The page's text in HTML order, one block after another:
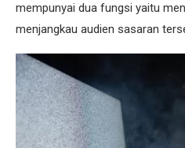
mempunyai dua fungsi yaitu
menjangkau audien sasaran